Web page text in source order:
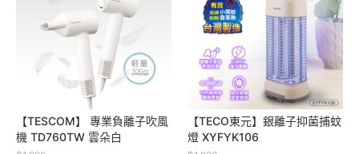
【TESCOM】 專業負離子吹風
機 TD760TW 雲朵白
【TECO東元】銀離子抑菌捕蚊
燈 XYFYK106